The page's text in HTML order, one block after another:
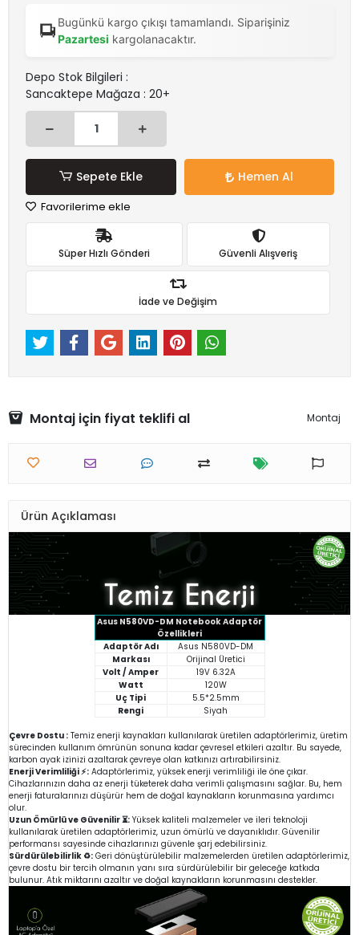
Bugünkü kargo çıkışı tamamlandı. Siparişiniz
Pazartesi kargolanacaktır.
Depo Stok Bilgileri :
Sancaktepe Mağaza : 20+
Sepete Ekle Hemen Al
Favorilerime ekle
Süper Hızlı Gönderi Güvenli Alışveriş
İade ve Değişim
Montaj için fiyat teklifi al Montaj
Ürün Açıklaması
Asus N580VD-DM Notebook Adaptör
Özellikleri
Adaptör Adı
Asus N580VD-DM
Markası
Orijinal Üretici
Volt / Amper
19V 6.32A
Watt
120W
Uç Tipi
5.5*2.5mm
Rengi
Siyah
Çevre Dostu : Temiz enerji kaynakları kullanılarak üretilen adaptörlerimiz, üretim
sürecinden kullanım ömrünün sonuna kadar çevresel etkileri azaltır. Bu sayede,
karbon ayak izinizi azaltarak çevreye olan katkınızı artırabilirsiniz.
Enerji Verimliliği ⚡: Adaptörlerimiz, yüksek enerji verimliliği ile öne çıkar.
Cihazlarınızın daha az enerji tüketerek daha verimli çalışmasını sağlar. Bu, hem
enerji faturalarınızı düşürür hem de doğal kaynakların korunmasına yardımcı
olur.
Uzun Ömürlü ve Güvenilir ⏳: Yüksek kaliteli malzemeler ve ileri teknoloji
kullanılarak üretilen adaptörlerimiz, uzun ömürlü ve dayanıklıdır. Güvenilir
performansı sayesinde cihazlarınızı güvenle şarj edebilirsiniz.
Sürdürülebilirlik ♻️: Geri dönüştürülebilir malzemelerden üretilen adaptörlerimiz,
çevre dostu bir tercih olmanın yanı sıra sürdürülebilir bir geleceğe katkıda
bulunur. Atık miktarını azaltır ve doğal kaynakların korunmasını destekler.